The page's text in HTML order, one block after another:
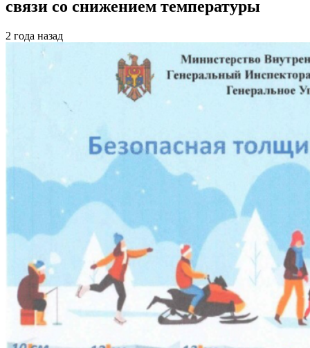
связи со снижением температуры
2 года назад